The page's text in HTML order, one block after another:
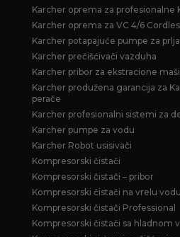
Karcher oprema za profesionalne
Karcher oprema za VC 4/6
Karcher potapajuće pumpe za
Karcher prečišćivači vazduha
Karcher pribor za ekstracione
Karcher produžena garancija za
perače
Karcher profesionalni sistemi za
Karcher pumpe za vodu
Karcher Robot usisivači
Kompresorski čistači
Kompresorski čistači – pribor
Kompresorski čistači na vrelu vodu
Kompresorski čistači Professional
Kompresorski čistači sa hladnom